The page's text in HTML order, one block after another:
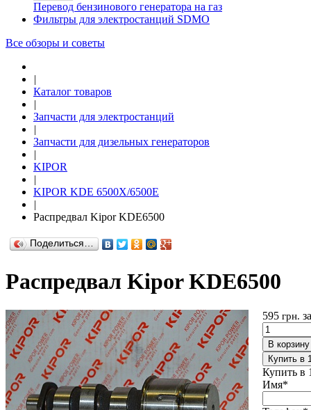
Перевод бензинового генератора на газ
Фильтры для электростанций SDMO
Все обзоры и советы
|
Каталог товаров
|
Запчасти для электростанций
|
Запчасти для дизельных генераторов
|
KIPOR
|
KIPOR KDE 6500X/6500E
|
Распредвал Kipor KDE6500
Поделиться…
Распредвал Kipor KDE6500
595 грн.
В корзину
Купить в
Купить в
Имя*